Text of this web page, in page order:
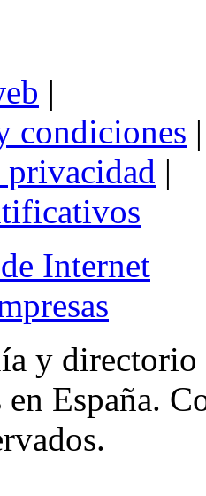
|
condiciones |
|
Internet
y directorio
en España.